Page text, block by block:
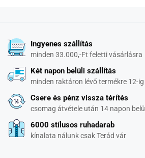
Ingyenes szállítás
minden 33.000,-Ft feletti vásárlásra
Két napon belüli szállítás
minden raktáron lévő termékre 12-ig
Csere és pénz vissza térítés
csomag átvétele után 14 napon belül
6000 stílusos ruhadarab
kínalata nálunk csak Terád vár